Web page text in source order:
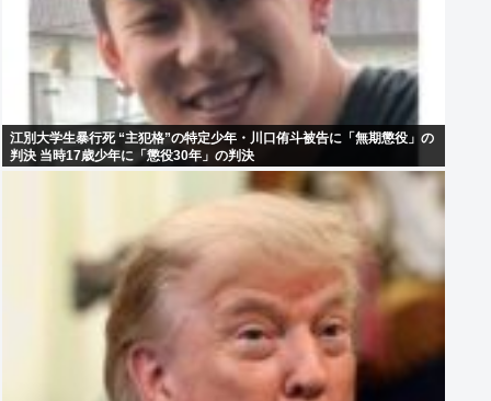
江別大学生暴行死 “主犯格”の特定少年・川口侑斗被告に「無期懲役」の
判決 当時17歳少年に「懲役30年」の判決